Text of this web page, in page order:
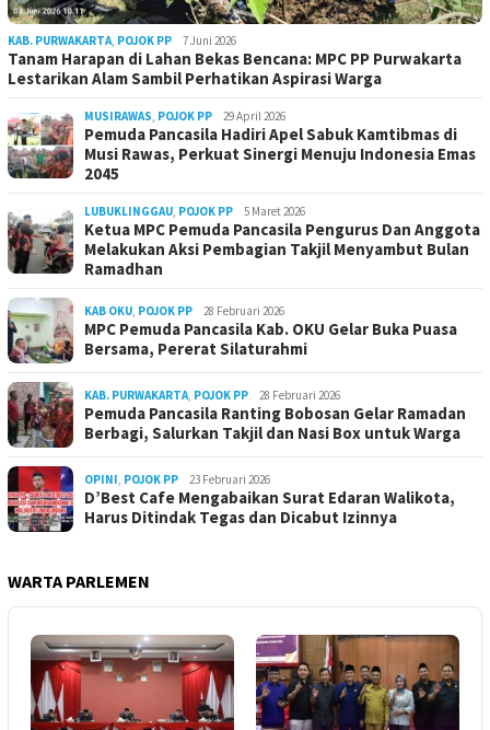
KAB. PURWAKARTA, POJOK PP 7 Juni 2026
Tanam Harapan di Lahan Bekas Bencana: MPC PP Purwakarta
Lestarikan Alam Sambil Perhatikan Aspirasi Warga
MUSIRAWAS, POJOK PP 29 April 2026
Pemuda Pancasila Hadiri Apel Sabuk Kamtibmas di
Musi Rawas, Perkuat Sinergi Menuju Indonesia Emas
2045
LUBUKLINGGAU, POJOK PP 5 Maret 2026
Ketua MPC Pemuda Pancasila Pengurus Dan Anggota
Melakukan Aksi Pembagian Takjil Menyambut Bulan
Ramadhan
KAB OKU, POJOK PP 28 Februari 2026
MPC Pemuda Pancasila Kab. OKU Gelar Buka Puasa
Bersama, Pererat Silaturahmi
KAB. PURWAKARTA, POJOK PP 28 Februari 2026
Pemuda Pancasila Ranting Bobosan Gelar Ramadan
Berbagi, Salurkan Takjil dan Nasi Box untuk Warga
OPINI, POJOK PP 23 Februari 2026
D’Best Cafe Mengabaikan Surat Edaran Walikota,
Harus Ditindak Tegas dan Dicabut Izinnya
WARTA PARLEMEN